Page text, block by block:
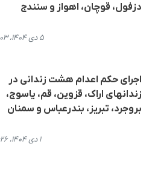
دزفول، قوچان، اهواز و سنندج
۵ دی ۱۴۰۴، ۲۱:۰۳
اجرای حکم اعدام هشت زندانی در
زندانهای اراک، قزوین، قم، یاسوج،
بروجرد، تبریز، بندرعباس و سمنان
۱ دی ۱۴۰۴، ۱۷:۲۶